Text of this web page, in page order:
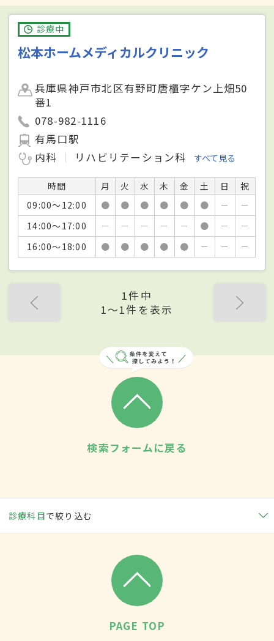
診療中
松本ホームメディカルクリニック
兵庫県神戸市北区有野町唐櫃字ケン上畑50
番1
078-982-1116
有馬口駅
内科
リハビリテーション科 すべて見る
時間 月 火 水 木 金 土 日
祝
09:00～12:00
● ● ● ● ● ● －
－
14:00～17:00
－ － － － － ● －
－
16:00～18:00
● ● ● ● ● － － －
1件中
1〜1件を表示
検索フォームに戻る
診療科目で絞り込む
PAGE TOP